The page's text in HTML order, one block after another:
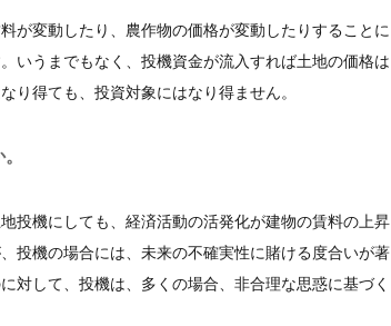
が変動したり、農作物の価格が変動したりすることに
いうまでもなく、投機資金が流入すれば土地の価格は
り得ても、投資対象にはなり得ません。
投機にしても、経済活動の活発化が建物の賃料の上昇
投機の場合には、未来の不確実性に賭ける度合いが著
対して、投機は、多くの場合、非合理な思惑に基づく